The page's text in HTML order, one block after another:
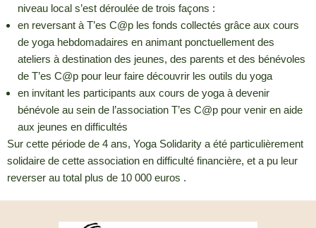
niveau local s’est déroulée de trois façons :
en reversant à T’es C@p les fonds collectés grâce aux cours
de yoga hebdomadaires en animant ponctuellement des
ateliers à destination des jeunes, des parents et des bénévoles
de T’es C@p pour leur faire découvrir les outils du yoga
en invitant les participants aux cours de yoga à devenir
bénévole au sein de l’association T’es C@p pour venir en aide
aux jeunes en difficultés
Sur cette période de 4 ans, Yoga Solidarity a été particulièrement
solidaire de cette association en difficulté financière, et a pu leur
reverser au total plus de 10 000 euros .